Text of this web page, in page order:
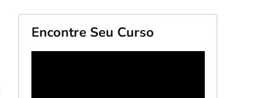
Encontre Seu Curso